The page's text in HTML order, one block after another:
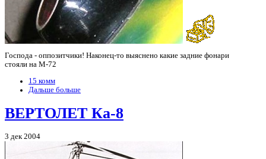
Господа - оппозитчики! Наконец-то выяснено какие задние фонари
стояли на М-72
15 комм
Дальше больше
ВЕРТОЛЕТ Ка-8
3 дек 2004